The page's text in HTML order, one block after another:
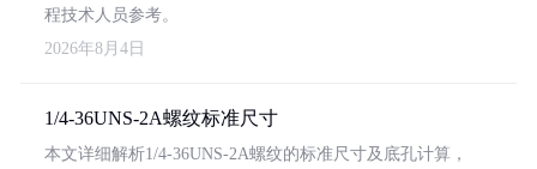
程技术人员参考。
2026年8月4日
1/4-36UNS-2A螺纹标准尺寸
本文详细解析1/4-36UNS-2A螺纹的标准尺寸及底孔计算，